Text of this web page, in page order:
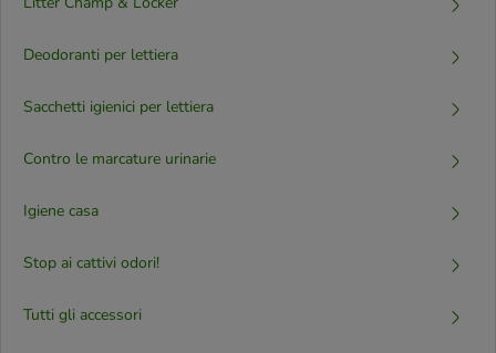
Deodoranti per lettiera
Sacchetti igienici per lettiera
Contro le marcature urinarie
Igiene casa
Stop ai cattivi odori!
Tutti gli accessori